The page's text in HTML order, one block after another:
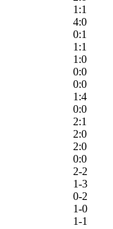
1:1
4:0
0:1
1:1
1:0
0:0
0:0
1:4
0:0
2:1
2:0
2:0
0:0
2-2
1-3
0-2
1-0
1-1